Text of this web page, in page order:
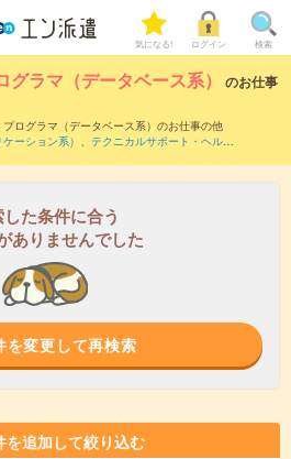
気になる! ログイン 検索
グラマ（データベース系） のお仕事
ログラマ（データベース系）のお仕事の他
ーション系） 、 テクニカルサポート・ヘルプ
系）のお仕事とは？とは？
た条件に合う
ありませんでした
を変更して再検索
を追加して絞り込む